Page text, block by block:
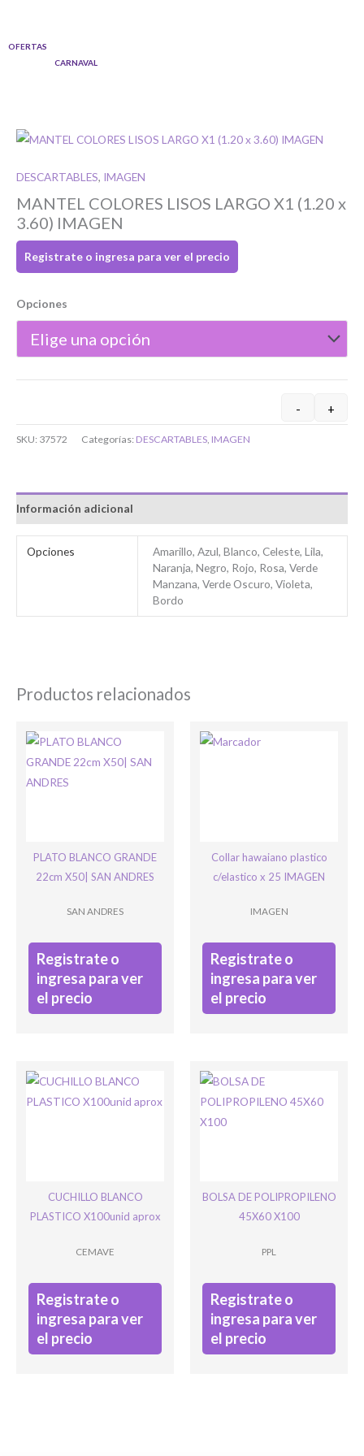
contenido
OFERTAS
CARNAVAL
DESCARTABLES, IMAGEN
MANTEL COLORES LISOS LARGO X1 (1.20 x
3.60) IMAGEN
Registrate o ingresa para ver el precio
Opciones
Quantity
- +
SKU: 37572 Categorías: DESCARTABLES IMAGEN
Información adicional
Opciones
Amarillo, Azul, Blanco, Celeste, Lila,
Naranja, Negro, Rojo, Rosa, Verde
Manzana, Verde Oscuro, Violeta,
Bordo
Productos relacionados
PLATO BLANCO GRANDE
22cm X50| SAN ANDRES
SAN ANDRES
Registrate o
ingresa para ver
el precio
Collar hawaiano plastico
c/elastico x 25 IMAGEN
IMAGEN
Registrate o
ingresa para ver
el precio
CUCHILLO BLANCO
PLASTICO X100unid aprox
CEMAVE
Registrate o
ingresa para ver
el precio
BOLSA DE POLIPROPILENO
45X60 X100
PPL
Registrate o
ingresa para ver
el precio
O completa el Formulario de registro
Bienvenido/a